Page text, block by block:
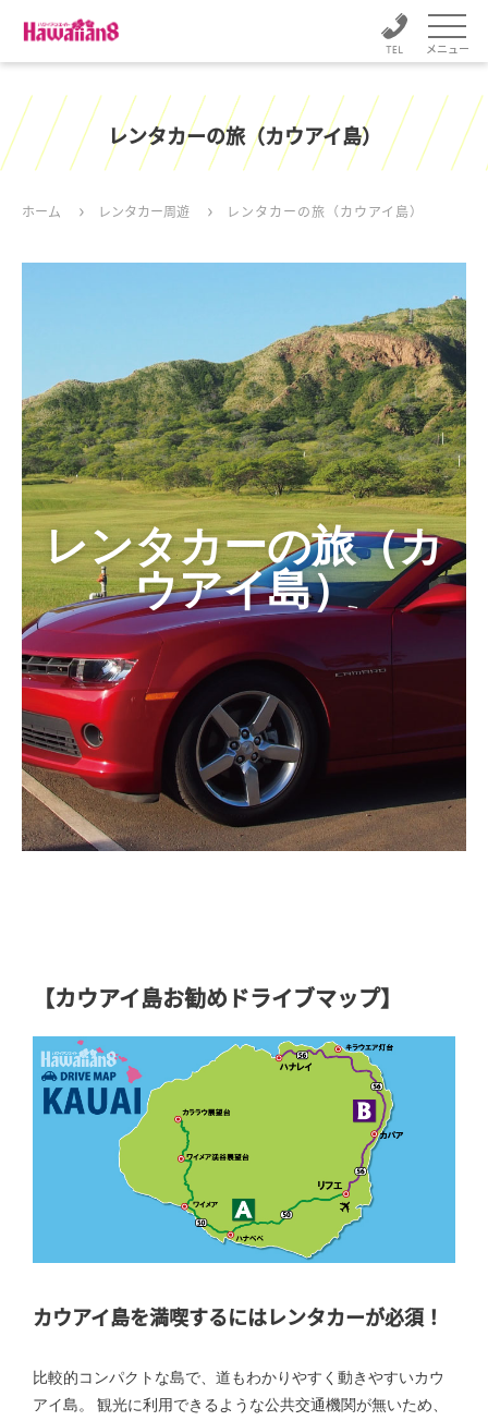
メニュー
レンタカーの旅（カウアイ島）
ホーム レンタカー周遊 レンタカーの旅（カウアイ島）
レンタカーの旅（カ
ウアイ島）
【カウアイ島お勧めドライブマップ】
カウアイ島を満喫するにはレンタカーが必須！
比較的コンパクトな島で、道もわかりやすく動きやすいカウ
アイ島。 観光に利用できるような公共交通機関が無いため、